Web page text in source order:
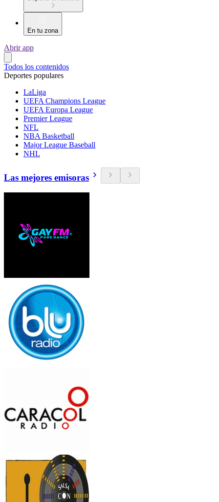
En tu zona
Abrir app
Todos los contenidos
Deportes populares
LaLiga
UEFA Champions League
UEFA Europa League
Premier League
NFL
NBA Basketball
Major League Baseball
NHL
Las mejores emisoras